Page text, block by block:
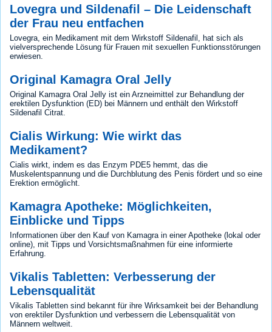
Lovegra und Sildenafil – Die Leidenschaft
der Frau neu entfachen
Lovegra, ein Medikament mit dem Wirkstoff Sildenafil, hat sich als
vielversprechende Lösung für Frauen mit sexuellen Funktionsstörungen
erwiesen.
Original Kamagra Oral Jelly
Original Kamagra Oral Jelly ist ein Arzneimittel zur Behandlung der
erektilen Dysfunktion (ED) bei Männern und enthält den Wirkstoff
Sildenafil Citrat.
Cialis Wirkung: Wie wirkt das
Medikament?
Cialis wirkt, indem es das Enzym PDE5 hemmt, das die
Muskelentspannung und die Durchblutung des Penis fördert und so eine
Erektion ermöglicht.
Kamagra Apotheke: Möglichkeiten,
Einblicke und Tipps
Informationen über den Kauf von Kamagra in einer Apotheke (lokal oder
online), mit Tipps und Vorsichtsmaßnahmen für eine informierte
Erfahrung.
Vikalis Tabletten: Verbesserung der
Lebensqualität
Vikalis Tabletten sind bekannt für ihre Wirksamkeit bei der Behandlung
von erektiler Dysfunktion und verbessern die Lebensqualität von
Männern weltweit.